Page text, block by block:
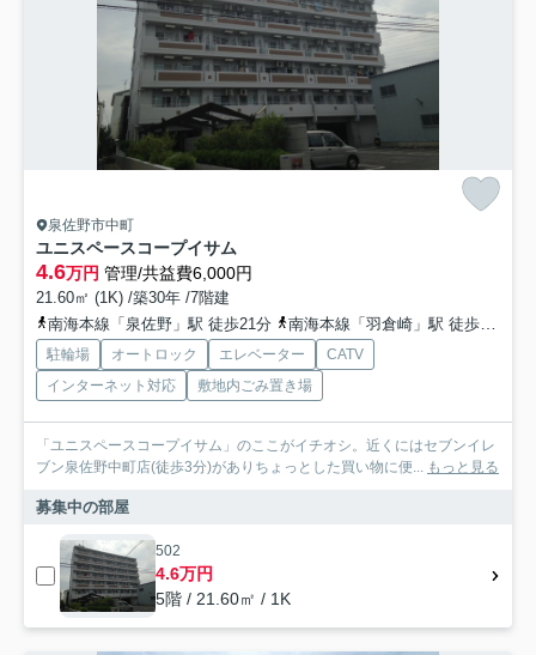
泉佐野市中町
ユニスペースコープイサム
4.6万円 管理/共益費6,000円
21.60㎡ (1K) /築30年 /7階建
南海本線「泉佐野」駅 徒歩21分
南海本線「羽倉崎」駅 徒歩32分
駐輪場 オートロック エレベーター
CATV
インターネット対応
敷地内ごみ置き場
「ユニスペースコープイサム」のここがイチオシ。近くにはセブンイレ
ブン泉佐野中町店(徒歩3分)がありちょっとした買い物に便... もっと見る
募集中の部屋
502
4.6万円
5階 / 21.60㎡ / 1K